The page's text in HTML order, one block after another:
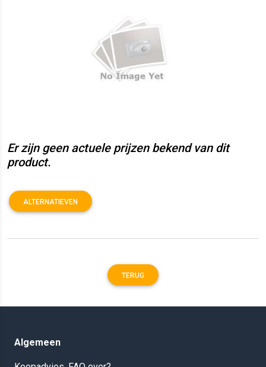
Er zijn geen actuele prijzen bekend van dit
product.
ALTERNATIEVEN
TERUG
Algemeen